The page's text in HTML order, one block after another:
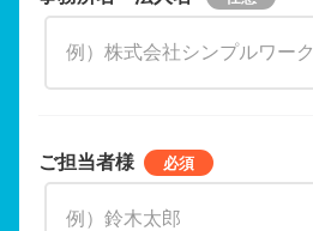
ご担当者様